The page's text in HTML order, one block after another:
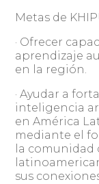
Metas de
· Ofrecer
aprendizaje
en la región.
· Ayudar a
inteligencia
en América
mediante el
la
sus